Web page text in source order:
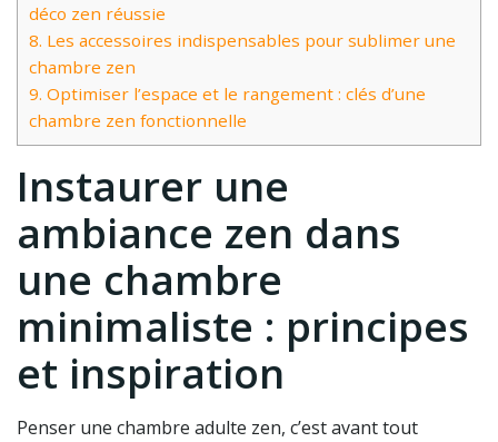
déco zen réussie
8. Les accessoires indispensables pour sublimer une
chambre zen
9. Optimiser l’espace et le rangement : clés d’une
chambre zen fonctionnelle
Instaurer une
ambiance zen dans
une chambre
minimaliste : principes
et inspiration
Penser une chambre adulte zen, c’est avant tout